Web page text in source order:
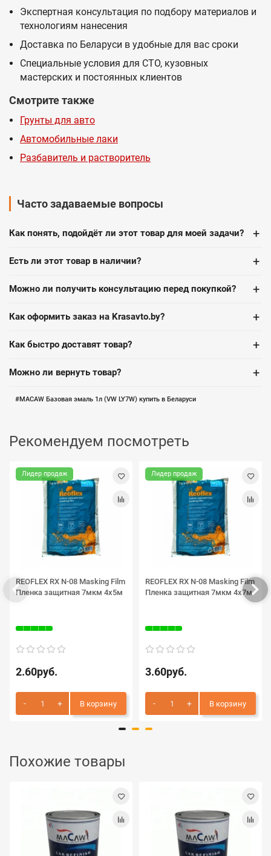
Экспертная консультация по подбору материалов и
технологиям нанесения
Доставка по Беларуси в удобные для вас сроки
Специальные условия для СТО, кузовных
мастерских и постоянных клиентов
Смотрите также
Грунты для авто
Автомобильные лаки
Разбавитель и растворитель
Часто задаваемые вопросы
Как понять, подойдёт ли этот товар для моей задачи? +
Есть ли этот товар в наличии? +
Можно ли получить консультацию перед покупкой? +
Как оформить заказ на Krasavto.by? +
Как быстро доставят товар? +
Можно ли вернуть товар? +
MACAW Базовая эмаль 1л (VW LY7W) купить в Беларуси
Рекомендуем посмотреть
Лидер продаж
REOFLEX RX N-08 Masking Film
Пленка защитная 7мкм 4х5м
2.60руб.
В корзину
Лидер продаж
REOFLEX RX N-08 Masking Film
Пленка защитная 7мкм 4х7м
3.60руб.
В корзину
Похожие товары